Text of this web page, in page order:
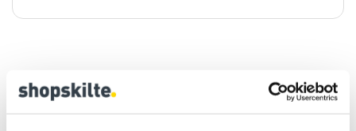
Relaterede varer